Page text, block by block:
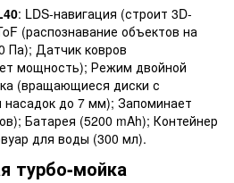
: LDS-навигация (строит 3D-
(распознавание объектов на
Па); Датчик ковров
мощность); Режим двойной
(вращающиеся диски с
до 7 мм); Запоминает
Батарея (5200 mAh); Контейнер
для воды (300 мл).
турбо-мойка